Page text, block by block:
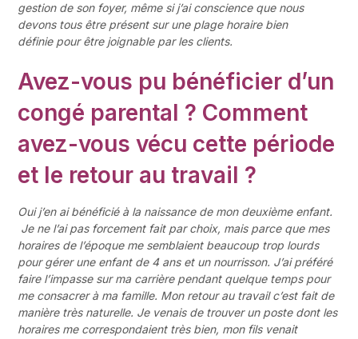
gestion de son foyer, même si j’ai conscience que nous
devons tous être présent sur une plage horaire bien
définie pour être joignable par les clients.
Avez-vous pu bénéficier d’un
congé parental ? Comment
avez-vous vécu cette période
et le retour au travail ?
Oui j’en ai bénéficié à la naissance de mon deuxième enfant.
Je ne l’ai pas forcement fait par choix, mais parce que mes
horaires de l’époque me semblaient beaucoup trop lourds
pour gérer une enfant de 4 ans et un nourrisson. J’ai préféré
faire l’impasse sur ma carrière pendant quelque temps pour
me consacrer à ma famille. Mon retour au travail c’est fait de
manière très naturelle. Je venais de trouver un poste dont les
horaires me correspondaient très bien, mon fils venait